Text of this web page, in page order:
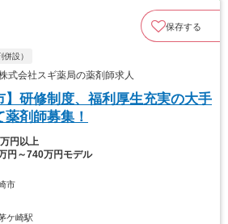
保存する
設）
会社スギ薬局の薬剤師求人
】研修制度、福利厚生充実の大手
薬剤師募集！
円以上
円～740万円モデル
市
ケ崎駅